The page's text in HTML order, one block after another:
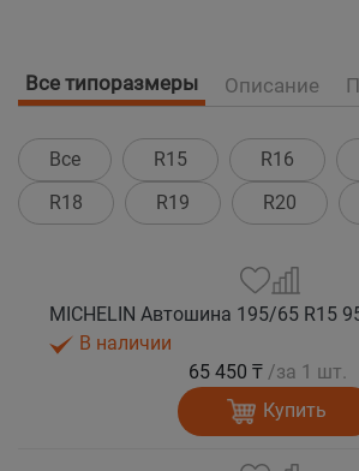
Все типоразмеры Описание
Все R15 R16
R18
R19 R20
В наличии
65 450 ₸ /за 1 шт.
Купить